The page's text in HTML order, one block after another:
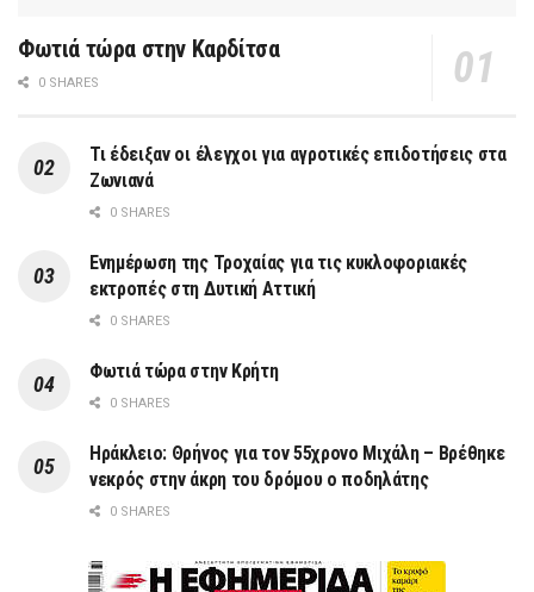
Φωτιά τώρα στην Καρδίτσα
0 SHARES
Τι έδειξαν οι έλεγχοι για αγροτικές επιδοτήσεις στα
Ζωνιανά
0 SHARES
Ενημέρωση της Τροχαίας για τις κυκλοφοριακές
εκτροπές στη Δυτική Αττική
0 SHARES
Φωτιά τώρα στην Κρήτη
0 SHARES
Ηράκλειο: Θρήνος για τον 55χρονο Μιχάλη – Βρέθηκε
νεκρός στην άκρη του δρόμου ο ποδηλάτης
0 SHARES